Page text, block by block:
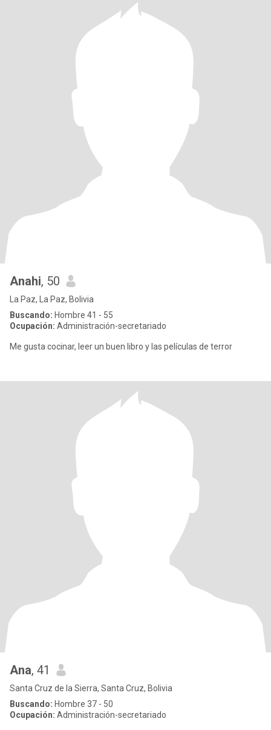
Anahi, 50
La Paz, La Paz, Bolivia
Buscando: Hombre 41 - 55
Ocupación: Administración-secretariado
Me gusta cocinar, leer un buen libro y las películas de terror
Ana, 41
Santa Cruz de la Sierra, Santa Cruz, Bolivia
Buscando: Hombre 37 - 50
Ocupación: Administración-secretariado